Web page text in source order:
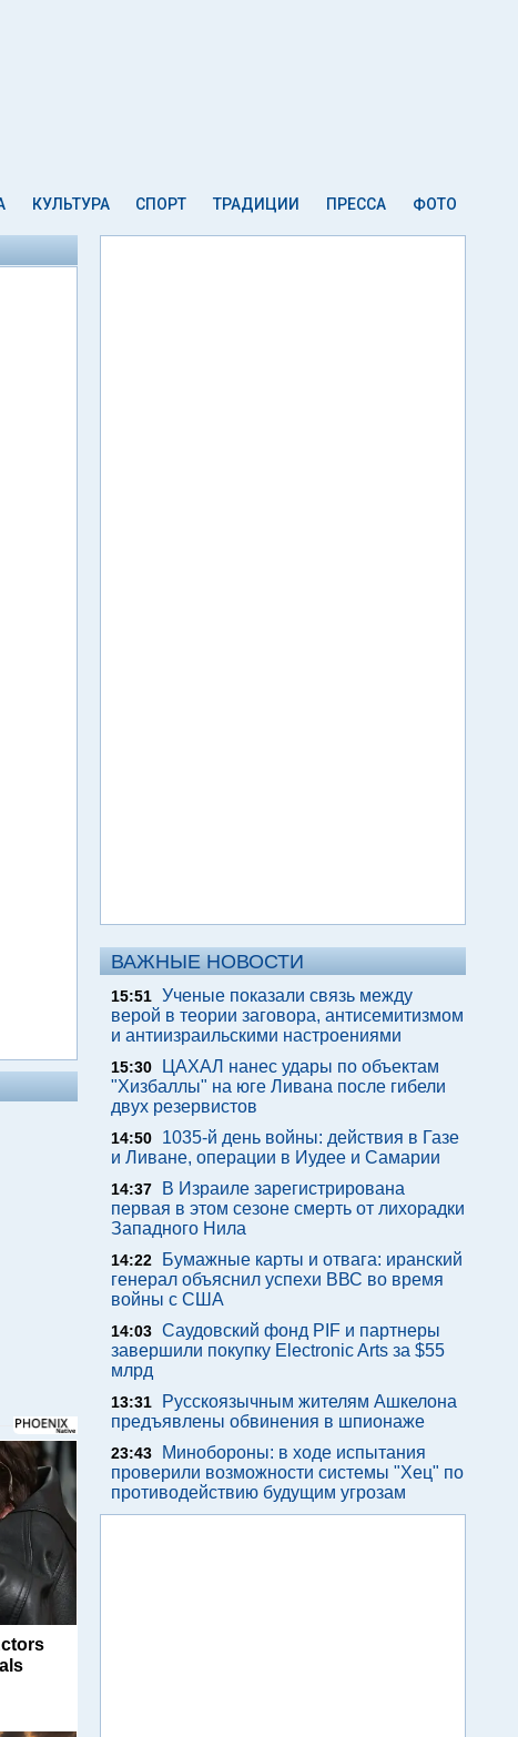
КУЛЬТУРА СПОРТ ТРАДИЦИИ ПРЕССА ФОТО
ВАЖНЫЕ НОВОСТИ
15:51 Ученые показали связь между
верой в теории заговора, антисемитизмом
и антиизраильскими настроениями
15:30
ЦАХАЛ нанес удары по объектам
"Хизбаллы" на юге Ливана после гибели
двух резервистов
14:50
1035-й день войны: действия в Газе
и Ливане, операции в Иудее и Самарии
14:37
В Израиле зарегистрирована
первая в этом сезоне смерть от лихорадки
Западного Нила
14:22
Бумажные карты и отвага: иранский
генерал объяснил успехи ВВС во время
войны с США
14:03 Саудовский фонд PIF и партнеры
завершили покупку Electronic Arts за $55
млрд
13:31
Русскоязычным жителям Ашкелона
предъявлены обвинения в шпионаже
23:43
Минобороны: в ходе испытания
проверили возможности системы "Хец" по
противодействию будущим угрозам